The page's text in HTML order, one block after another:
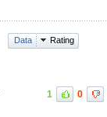
Data Rating
1 0